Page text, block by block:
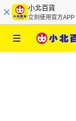
小北百貨
立刻使用官方APP